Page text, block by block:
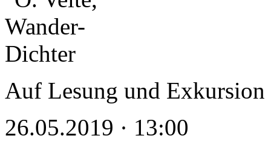
Auf Lesung und Exkursion
26.05.2019 · 13:00